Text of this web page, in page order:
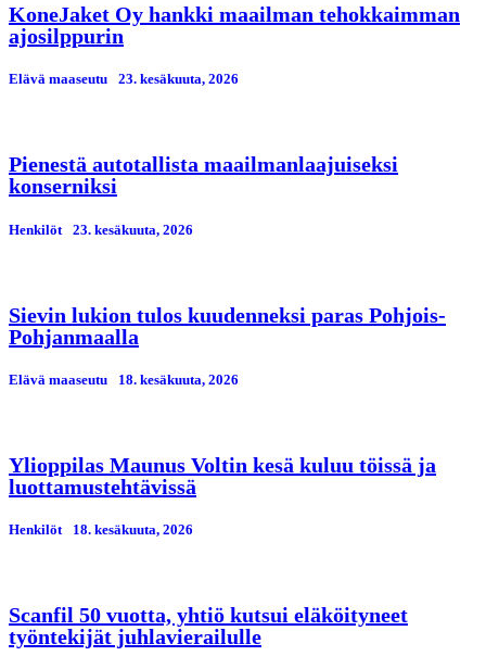
KoneJaket Oy hankki maailman tehokkaimman
ajosilppurin
Elävä maaseutu 23. kesäkuuta, 2026
Pienestä autotallista maailmanlaajuiseksi
konserniksi
Henkilöt 23. kesäkuuta, 2026
Sievin lukion tulos kuudenneksi paras Pohjois-
Pohjanmaalla
Elävä maaseutu 18. kesäkuuta, 2026
Ylioppilas Maunus Voltin kesä kuluu töissä ja
luottamustehtävissä
Henkilöt 18. kesäkuuta, 2026
Scanfil 50 vuotta, yhtiö kutsui eläköityneet
työntekijät juhlavierailulle